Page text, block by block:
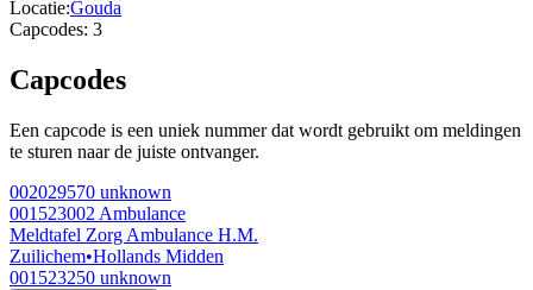
Locatie:Gouda
Capcodes: 3
Capcodes
Een capcode is een uniek nummer dat wordt gebruikt om meldingen
te sturen naar de juiste ontvanger.
002029570 unknown
001523002 Ambulance
Meldtafel Zorg Ambulance H.M.
Zuilichem•Hollands Midden
001523250 unknown